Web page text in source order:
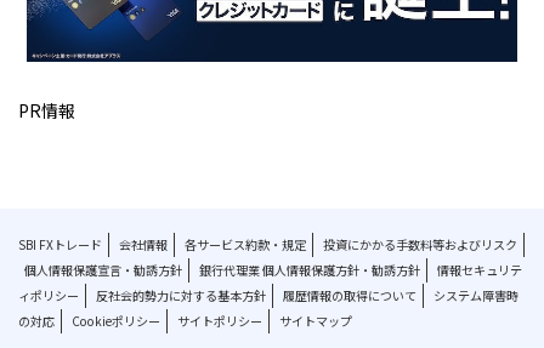
PR情報
SBI FXトレード 会社情報 各サービス約款・規定
投資にかかる手数料等およびリスク
個人情報保護宣言・勧誘方針
銀行代理業 個人情報保護方針・勧誘方針
情報セキュリテ
ィポリシー
反社会的勢力に対する基本方針 履歴情報の取得について
システム障害時
の対応
Cookieポリシー サイトポリシー サイトマップ